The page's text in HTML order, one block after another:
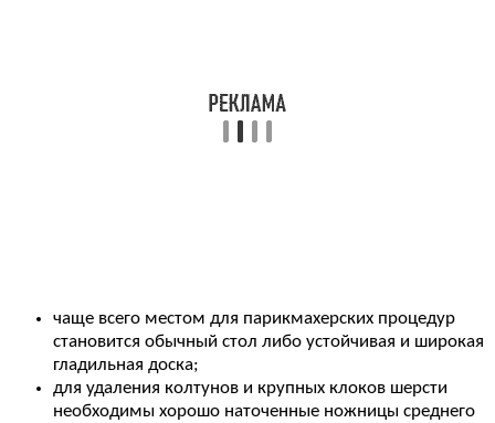
чаще всего местом для парикмахерских процедур
становится обычный стол либо устойчивая и широкая
гладильная доска;
для удаления колтунов и крупных клоков шерсти
необходимы хорошо наточенные ножницы среднего